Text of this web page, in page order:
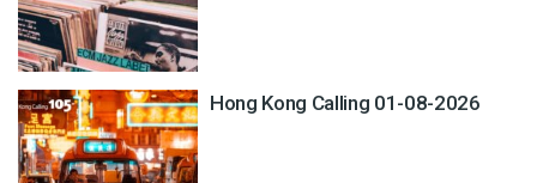
Hong Kong Calling 01-08-2026